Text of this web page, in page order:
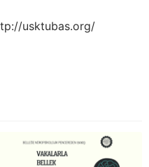
usktubas.org/